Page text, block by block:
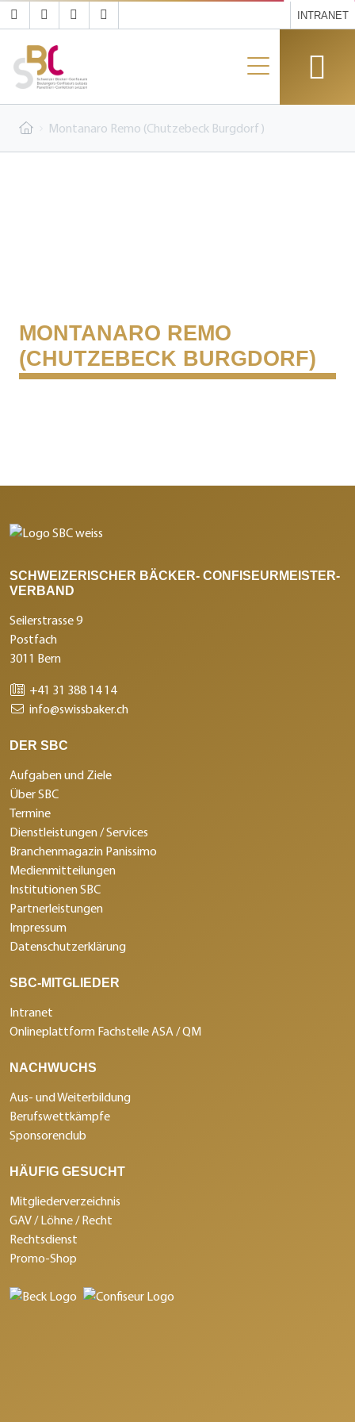
INTRANET
Montanaro Remo (Chutzebeck Burgdorf)
MONTANARO REMO
(CHUTZEBECK BURGDORF)
SCHWEIZERISCHER BÄCKER- CONFISEURMEISTER-
VERBAND
Seilerstrasse 9
Postfach
3011 Bern
+41 31 388 14 14
info@swissbaker.ch
DER SBC
Aufgaben und Ziele
Über SBC
Termine
Dienstleistungen / Services
Branchenmagazin Panissimo
Medienmitteilungen
Institutionen SBC
Partnerleistungen
Impressum
Datenschutzerklärung
SBC-MITGLIEDER
Intranet
Onlineplattform Fachstelle ASA / QM
NACHWUCHS
Aus- und Weiterbildung
Berufswettkämpfe
Sponsorenclub
HÄUFIG GESUCHT
Mitgliederverzeichnis
GAV / Löhne / Recht
Rechtsdienst
Promo-Shop